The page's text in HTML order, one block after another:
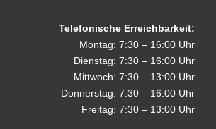
Telefonische Erreichbarkeit:
Montag: 7:30 – 16:00 Uhr
Dienstag: 7:30 – 16:00 Uhr
Mittwoch: 7:30 – 13:00 Uhr
Donnerstag: 7:30 – 16:00 Uhr
Freitag: 7:30 – 13:00 Uhr